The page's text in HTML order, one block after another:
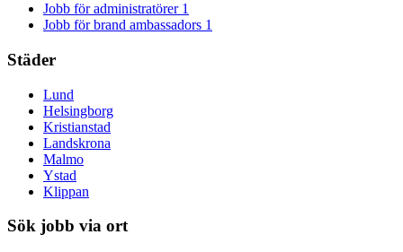
Jobb för administratörer 1
Jobb för brand ambassadors 1
Städer
Lund
Helsingborg
Kristianstad
Landskrona
Malmo
Ystad
Klippan
Sök jobb via ort